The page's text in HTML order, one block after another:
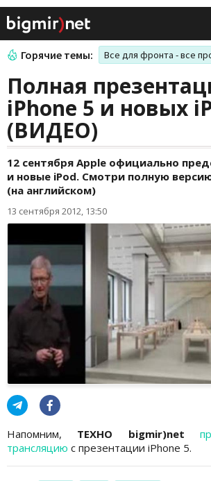
Горячие темы: Все для фронта - все
Полная
iPhone 5 и новых
(ВИДЕО)
12 сентября Apple официально
и новые iPod. Смотри полную
(на английском)
13 сентября 2012, 13:50
Напомним, ТЕХНО bigmir)net
трансляцию с презентации iPhone 5.